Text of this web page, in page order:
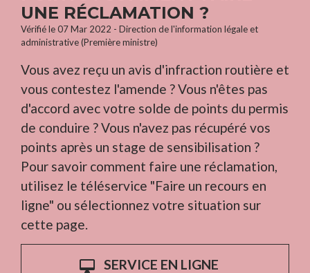
UNE RÉCLAMATION ?
Vérifié le 07 Mar 2022 - Direction de l'information légale et
administrative (Première ministre)
Vous avez reçu un avis d'infraction routière et
vous contestez l'amende ? Vous n'êtes pas
d'accord avec votre solde de points du permis
de conduire ? Vous n'avez pas récupéré vos
points après un stage de sensibilisation ?
Pour savoir comment faire une réclamation,
utilisez le téléservice "Faire un recours en
ligne" ou sélectionnez votre situation sur
cette page.
desktop_mac
SERVICE EN LIGNE